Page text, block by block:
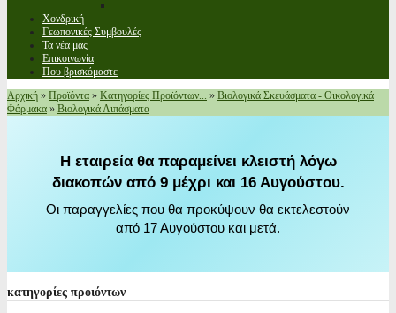
Χονδρική
Γεωπονικές Συμβουλές
Τα νέα μας
Επικοινωνία
Που βρισκόμαστε
Αρχική » Προϊόντα » Κατηγορίες Προϊόντων... » Βιολογικά Σκευάσματα - Οικολογικά
Φάρμακα » Βιολογικά Λιπάσματα
Η εταιρεία θα παραμείνει κλειστή λόγω
διακοπών από 9 μέχρι και 16 Αυγούστου.
Οι παραγγελίες που θα προκύψουν θα εκτελεστούν
από 17 Αυγούστου και μετά.
κατηγορίες προιόντων